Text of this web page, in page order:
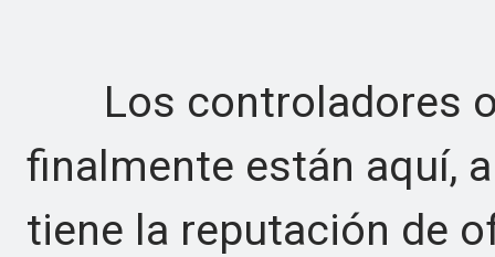
Los controladores
finalmente están aquí,
tiene la reputación de